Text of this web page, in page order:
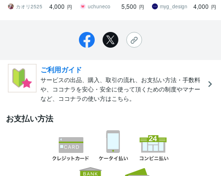
す！！カオリ2525
4,000 円
uchuneco
5,500 円
にオススメ！
myg_design
4,000 円
ご利用ガイド
サービスの出品、購入、取引の流れ、お支払い方法・手数料
や、ココナラを安心・安全に使って頂くための制度やマナー
など、ココナラの使い方はこちら。
お支払い方法